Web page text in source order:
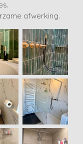
afwerking.